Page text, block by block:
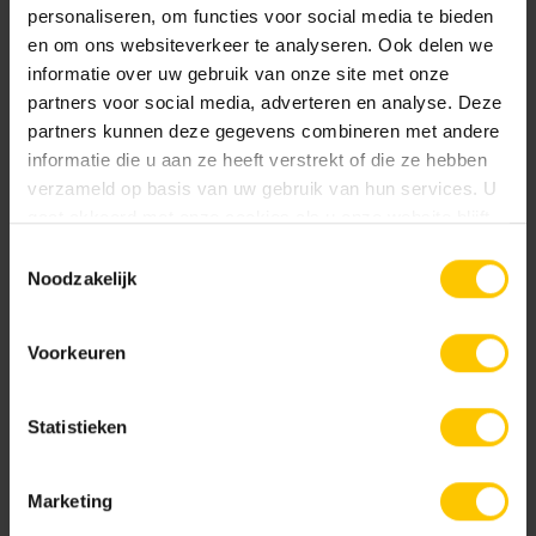
personaliseren, om functies voor social media te bieden
en om ons websiteverkeer te analyseren. Ook delen we
informatie over uw gebruik van onze site met onze
partners voor social media, adverteren en analyse. Deze
partners kunnen deze gegevens combineren met andere
informatie die u aan ze heeft verstrekt of die ze hebben
verzameld op basis van uw gebruik van hun services. U
Noodzakelijk
Voorkeuren
Statistieken
Marketing
Edel Donkergrijs Edel Geel
Edel Grijs Edel Groen
Documentatie
NL-BSB-certificaat vooraf vervaardigde elementen van beton
GeoColor Excellent